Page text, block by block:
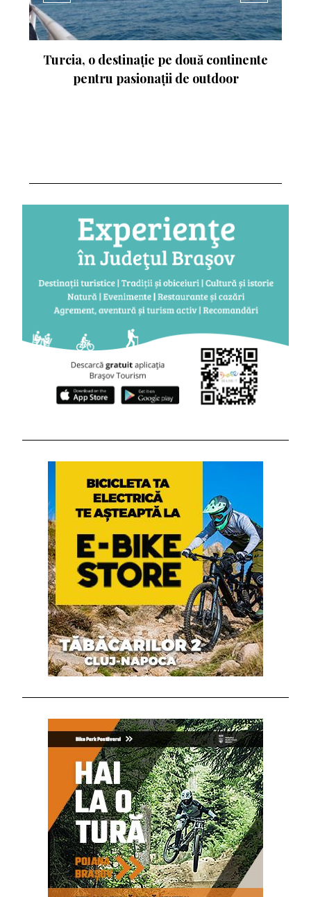
Experimentează turismul activ în
Ungaria. Budapesta va fi gazda